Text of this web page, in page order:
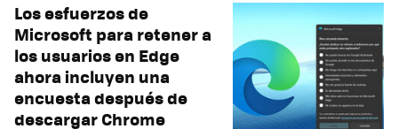
Los esfuerzos de
Microsoft para retener a
los usuarios en Edge
ahora incluyen una
encuesta después de
descargar Chrome